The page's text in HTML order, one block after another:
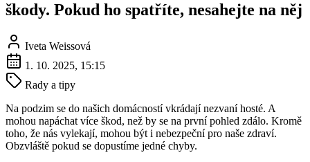
škody. Pokud ho spatříte, nesahejte na něj
Iveta Weissová
1. 10. 2025, 15:15
Rady a tipy
Na podzim se do našich domácností vkrádají nezvaní hosté. A
mohou napáchat více škod, než by se na první pohled zdálo. Kromě
toho, že nás vylekají, mohou být i nebezpeční pro naše zdraví.
Obzvláště pokud se dopustíme jedné chyby.